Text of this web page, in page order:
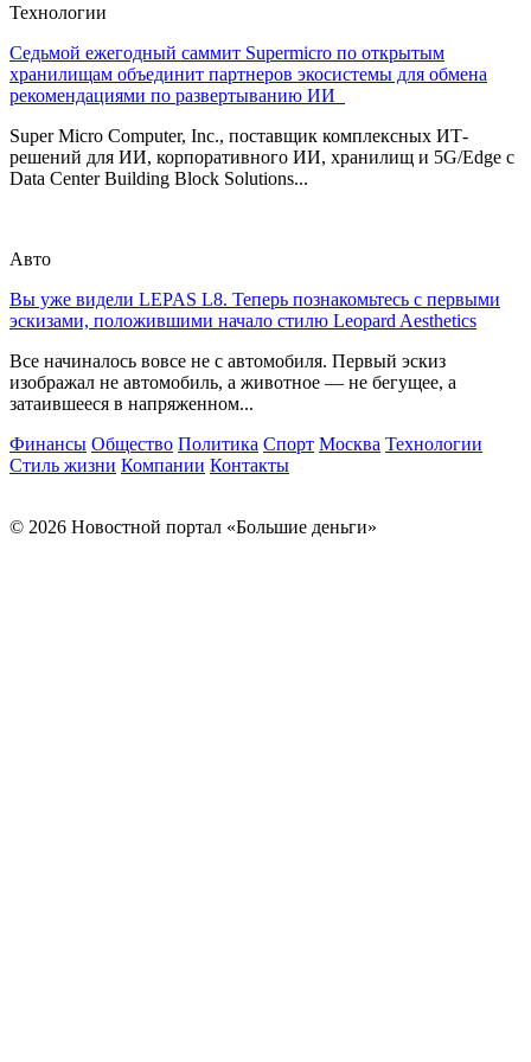
Технологии
Седьмой ежегодный саммит Supermicro по открытым
хранилищам объединит партнеров экосистемы для обмена
рекомендациями по развертыванию ИИ
Super Micro Computer, Inc., поставщик комплексных ИТ-
решений для ИИ, корпоративного ИИ, хранилищ и 5G/Edge с
Data Center Building Block Solutions...
Авто
Вы уже видели LEPAS L8. Теперь познакомьтесь с первыми
эскизами, положившими начало стилю Leopard Aesthetics
Все начиналось вовсе не с автомобиля. Первый эскиз
изображал не автомобиль, а животное — не бегущее, а
затаившееся в напряженном...
Финансы Общество Политика Спорт Москва Технологии
Стиль жизни Компании Контакты
© 2026 Новостной портал «Большие деньги»